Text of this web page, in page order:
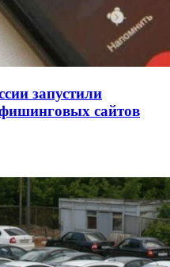
запустили
сайтов